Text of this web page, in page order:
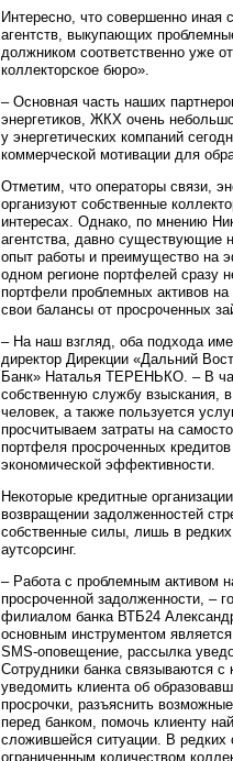
Интересно, что совершенно иная
агентств, выкупающих
должником соответственно уже
коллекторское бюро».
– Основная часть наших
энергетиков, ЖКХ очень
у энергетических компаний
коммерческой мотивации для
Отметим, что операторы связи,
организуют собственные
интересах. Однако, по мнению
агентства, давно существующие
опыт работы и преимущество на
одном регионе портфелей сразу
портфели проблемных активов
свои балансы от просроченных
– На наш взгляд, оба подхода
директор Дирекции «Дальний
Банк» Наталья ТЕРЕНЬКО. – В
собственную службу взыскания,
человек, а также пользуется
просчитываем затраты на
портфеля просроченных
экономической эффективности.
Некоторые кредитные
возвращении задолженностей
собственные силы, лишь в
аутсорсинг.
– Работа с проблемным активом
просроченной задолженности, –
филиалом банка ВТБ24
основным инструментом
SMS-оповещение, рассылка
Сотрудники банка связываются
уведомить клиента об
просрочки, разъяснить
перед банком, помочь клиенту
сложившейся ситуации. В редких
ограниченным количеством